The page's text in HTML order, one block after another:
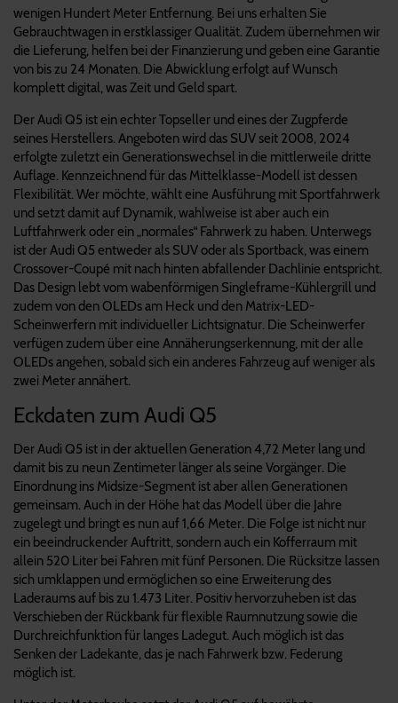
wenigen Hundert Meter Entfernung. Bei uns erhalten Sie
Gebrauchtwagen in erstklassiger Qualität. Zudem übernehmen wir
die Lieferung, helfen bei der Finanzierung und geben eine Garantie
von bis zu 24 Monaten. Die Abwicklung erfolgt auf Wunsch
komplett digital, was Zeit und Geld spart.
Der Audi Q5 ist ein echter Topseller und eines der Zugpferde
seines Herstellers. Angeboten wird das SUV seit 2008, 2024
erfolgte zuletzt ein Generationswechsel in die mittlerweile dritte
Auflage. Kennzeichnend für das Mittelklasse-Modell ist dessen
Flexibilität. Wer möchte, wählt eine Ausführung mit Sportfahrwerk
und setzt damit auf Dynamik, wahlweise ist aber auch ein
Luftfahrwerk oder ein „normales“ Fahrwerk zu haben. Unterwegs
ist der Audi Q5 entweder als SUV oder als Sportback, was einem
Crossover-Coupé mit nach hinten abfallender Dachlinie entspricht.
Das Design lebt vom wabenförmigen Singleframe-Kühlergrill und
zudem von den OLEDs am Heck und den Matrix-LED-
Scheinwerfern mit individueller Lichtsignatur. Die Scheinwerfer
verfügen zudem über eine Annäherungserkennung, mit der alle
OLEDs angehen, sobald sich ein anderes Fahrzeug auf weniger als
zwei Meter annähert.
Eckdaten zum Audi Q5
Der Audi Q5 ist in der aktuellen Generation 4,72 Meter lang und
damit bis zu neun Zentimeter länger als seine Vorgänger. Die
Einordnung ins Midsize-Segment ist aber allen Generationen
gemeinsam. Auch in der Höhe hat das Modell über die Jahre
zugelegt und bringt es nun auf 1,66 Meter. Die Folge ist nicht nur
ein beeindruckender Auftritt, sondern auch ein Kofferraum mit
allein 520 Liter bei Fahren mit fünf Personen. Die Rücksitze lassen
sich umklappen und ermöglichen so eine Erweiterung des
Laderaums auf bis zu 1.473 Liter. Positiv hervorzuheben ist das
Verschieben der Rückbank für flexible Raumnutzung sowie die
Durchreichfunktion für langes Ladegut. Auch möglich ist das
Senken der Ladekante, das je nach Fahrwerk bzw. Federung
möglich ist.